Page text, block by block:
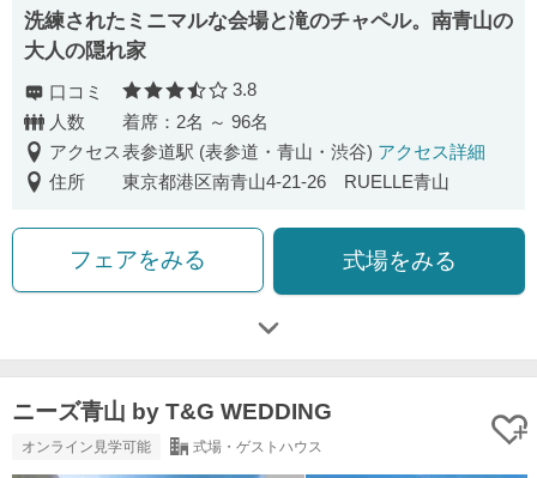
洗練されたミニマルな会場と滝のチャペル。南青山の
大人の隠れ家
口コミ 口コミ評価
3.8
人数
着席：2名 ～ 96名
アクセス表参道駅 (表参道・青山・渋谷) アクセス詳細
住所
東京都港区南青山4-21-26 RUELLE青山
フェアをみる 式場をみる
ニーズ青山 by T&G WEDDING
オンライン見学可能 式場・ゲストハウス